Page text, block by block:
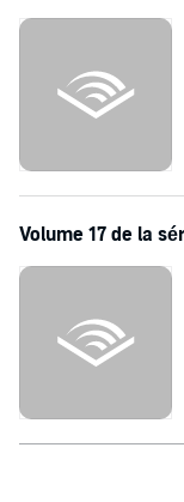
Volume 17 de la